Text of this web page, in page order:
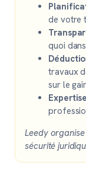
de votre
quoi
travaux
sur le
Expertise
Leedy
sécurité